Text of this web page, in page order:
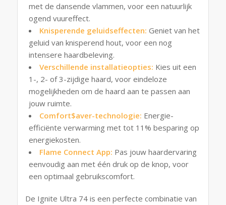
met de dansende vlammen, voor een natuurlijk
ogend vuureffect.
Knisperende geluidseffecten: Geniet van het
geluid van knisperend hout, voor een nog
intensere haardbeleving.
Verschillende installatieopties: Kies uit een
1-, 2- of 3-zijdige haard, voor eindeloze
mogelijkheden om de haard aan te passen aan
jouw ruimte.
Comfort$aver-technologie: Energie-
efficiënte verwarming met tot 11% besparing op
energiekosten.
Flame Connect App: Pas jouw haardervaring
eenvoudig aan met één druk op de knop, voor
een optimaal gebruikscomfort.
De Ignite Ultra 74 is een perfecte combinatie van